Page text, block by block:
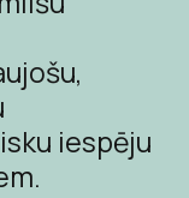
iespēju